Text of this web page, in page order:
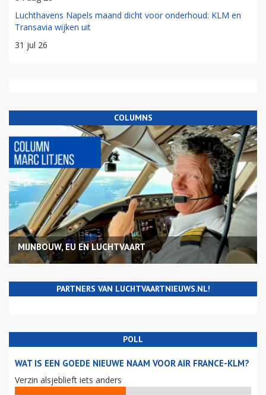
Luchthavens Napels maand dicht voor onderhoud: KLM en
Transavia wijken uit
31 jul 26
COLUMNS
MIJNBOUW, EU EN LUCHTVAART
PARTNERS VAN LUCHTVAARTNIEUWS.NL!
POLL
WAT IS EEN GOEDE NIEUWE NAAM VOOR AIR FRANCE-KLM?
Verzin alsjeblieft iets anders